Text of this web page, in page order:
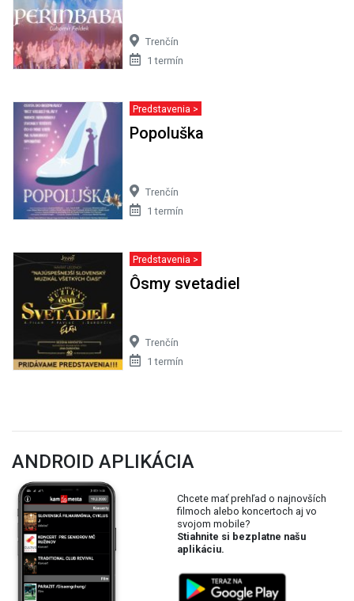
Trenčín
1 termín
Predstavenia >
Popoluška
Trenčín
1 termín
Predstavenia >
Ôsmy svetadiel
Trenčín
1 termín
ANDROID APLIKÁCIA
Chcete mať prehľad o najnovších
filmoch alebo koncertoch aj vo
svojom mobile?
Stiahnite si bezplatne našu
aplikáciu.